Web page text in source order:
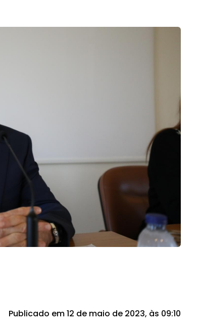
Publicado em 12 de maio de 2023, às 09:10